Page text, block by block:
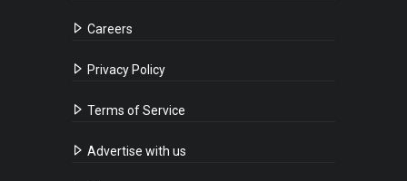
Careers
Privacy Policy
Terms of Service
Advertise with us